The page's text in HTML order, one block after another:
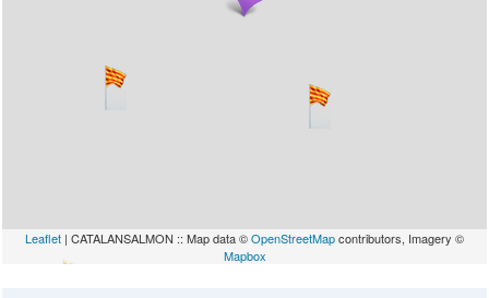
Leaflet | CATALANSALMON :: Map data ©OpenStreetMapcontributors, Imagery ©
Mapbox